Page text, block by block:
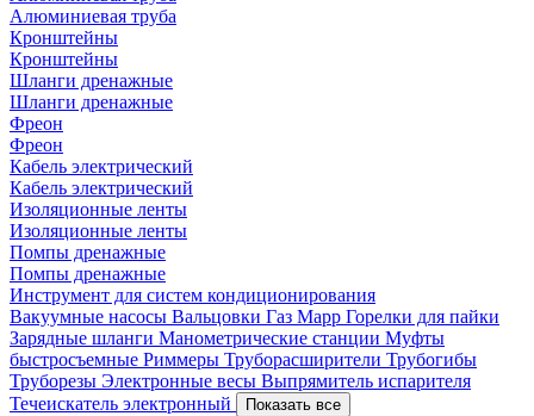
Алюминиевая труба
Кронштейны
Кронштейны
Шланги дренажные
Шланги дренажные
Фреон
Фреон
Кабель электрический
Кабель электрический
Изоляционные ленты
Изоляционные ленты
Помпы дренажные
Помпы дренажные
Инструмент для систем кондиционирования
Вакуумные насосы Вальцовки Газ Mapp Горелки для пайки
Зарядные шланги Манометрические станции Муфты
быстросъемные Риммеры Труборасширители Трубогибы
Труборезы Электронные весы Выпрямитель испарителя
Течеискатель электронный
Показать все